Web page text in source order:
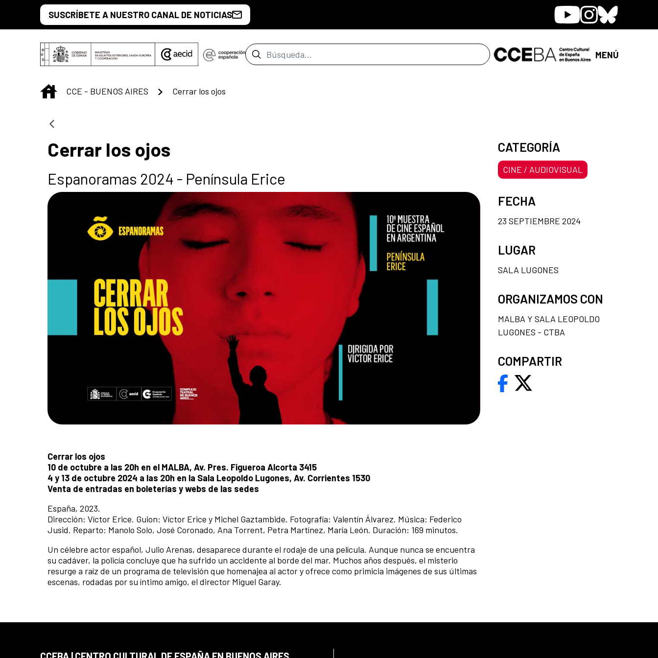
Saltar al contenido principal
SUSCRÍBETE A NUESTRO CANAL DE NOTICIAS YoutubeInstagram
Bluesky
Barra de búsqueda MENÚ
INICIO
CCE - BUENOS AIRES Cerrar los ojos
Cerrar los ojos
Espanoramas 2024 - Península Erice
Cerrar los ojos
10 de octubre a las 20h en el MALBA, Av. Pres. Figueroa Alcorta 3415
4 y 13 de octubre 2024 a las 20h en la Sala Leopoldo Lugones, Av. Corrientes 1530
Venta de entradas en boleterías y webs de las sedes
España, 2023.
Dirección: Víctor Erice. Guion: Víctor Erice y Michel Gaztambide. Fotografía: Valentín Álvarez. Música: Federico
Jusid. Reparto: Manolo Solo, José Coronado, Ana Torrent, Petra Martínez, María León. Duración: 169 minutos.
Un célebre actor español, Julio Arenas, desaparece durante el rodaje de una película. Aunque nunca se encuentra
su cadáver, la policía concluye que ha sufrido un accidente al borde del mar. Muchos años después, el misterio
resurge a raíz de un programa de televisión que homenajea al actor y ofrece como primicia imágenes de sus últimas
escenas, rodadas por su íntimo amigo, el director Miguel Garay.
CATEGORÍA
CINE / AUDIOVISUAL
FECHA
23 SEPTIEMBRE 2024
LUGAR
SALA LUGONES
ORGANIZAMOS CON
MALBA Y SALA LEOPOLDO
LUGONES - CTBA
COMPARTIR